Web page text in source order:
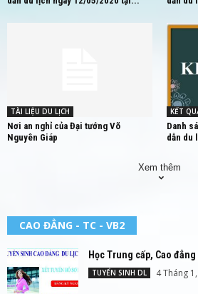
TÀI LIỆU DU LỊCH
Nơi an nghỉ của Đại tướng Võ
Nguyên Giáp
KẾT
Danh
dẫn du
Xem thêm
CAO ĐẲNG - TC - VB2
Học Trung cấp, Cao
TUYỂN SINH DL 4 Tháng